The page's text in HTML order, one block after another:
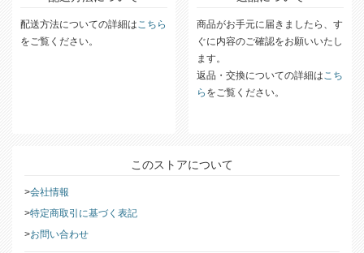
配送方法についての詳細は こちら
をご覧ください。
商品がお手元に届きましたら、す
ぐに内容のご確認をお願いいたし
ます。
返品・交換についての詳細は こち
ら をご覧ください。
このストアについて
会社情報
特定商取引に基づく表記
お問い合わせ